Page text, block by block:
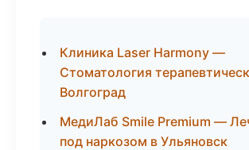
Клиника Laser Harmony —
Стоматология
Волгоград
МедиЛаб Smile Premium —
под наркозом в Ульяновск